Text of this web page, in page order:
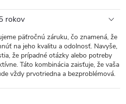
rokov
päťročnú záruku, čo znamená, že
na jeho kvalitu a odolnosť. Navyše,
že prípadné otázky alebo potreby
Táto kombinácia zaisťuje, že vaša
vždy prvotriedna a bezproblémová.